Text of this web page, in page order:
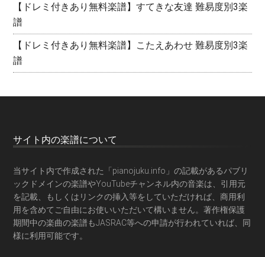
【ドレミ付きあり無料楽譜】すてきな友達 難易度別3楽
譜
【ドレミ付きあり無料楽譜】こたえあわせ 難易度別3楽
譜
サイト内の楽譜について
当サイト内で作成された「pianojuku.info」の記載があるパブリ
ックドメインの楽譜やYouTubeチャンネル内の音楽は、引用元
を記載、もしくはリンクの挿入等をしていただければ、商用利
用を含めてご自由にお使いいただいて構いません。著作権保護
期間中の楽曲の楽譜もJASRAC等への申請が行われていれば、同
様に利用可能です。